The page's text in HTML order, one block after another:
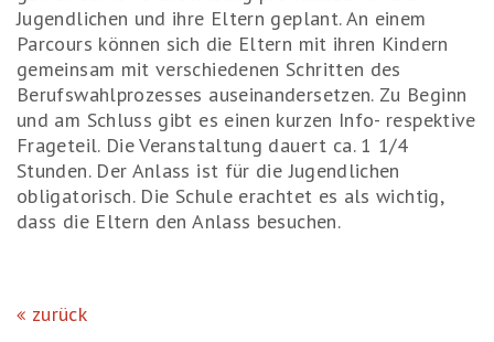
Jugendlichen und ihre Eltern geplant. An einem
Parcours können sich die Eltern mit ihren Kindern
gemeinsam mit verschiedenen Schritten des
Berufswahlprozesses auseinandersetzen. Zu Beginn
und am Schluss gibt es einen kurzen Info- respektive
Frageteil. Die Veranstaltung dauert ca. 1 1/4
Stunden. Der Anlass ist für die Jugendlichen
obligatorisch. Die Schule erachtet es als wichtig,
dass die Eltern den Anlass besuchen.
zurück